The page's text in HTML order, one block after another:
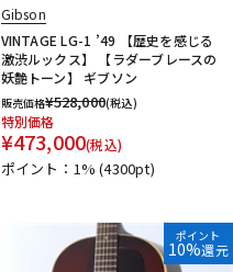
Gibson
VINTAGE LG-1 ’49 【歴史を感じる
激渋ルックス】 【ラダーブレースの
妖艶トーン】 ギブソン
販売価格¥528,000(税込)
特別価格
¥473,000(税込)
ポイント：1%(4300pt)
ポイント
10%還元